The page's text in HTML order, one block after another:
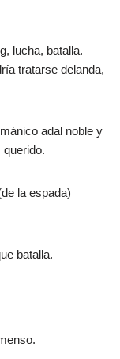
lucha, batalla.
tratarse delanda,
adal noble y
querido.
la espada)
batalla.